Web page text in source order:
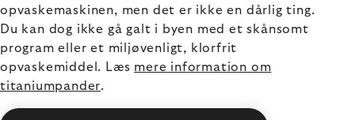
opvaskemaskinen, men det er ikke en dårlig ting.
Du kan dog ikke gå galt i byen med et skånsomt
program eller et miljøvenligt, klorfrit
opvaskemiddel. Læs mere information om
titaniumpander.